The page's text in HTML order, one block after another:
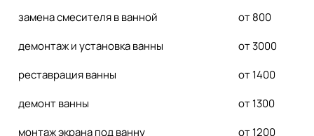
замена смесителя в ванной
от 800
демонтаж и установка ванны
от 3000
реставрация ванны
от 1400
демонт ванны
от 1300
монтаж экрана под ванну
от 1200